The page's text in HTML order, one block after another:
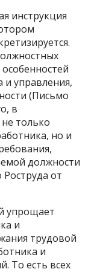
инструкция
и управления,
(Письмо
в
только
но и
должности
от
упрощает
и
трудовой
и
То есть всех